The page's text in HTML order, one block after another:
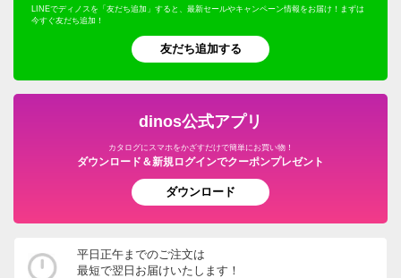
LINEでディノスを「友だち追加」すると、最新セールやキャンペーン情報をお届け！まずは
今すぐ友だち追加！
友だち追加する
dinos公式アプリ
カタログにスマホをかざすだけで簡単にお買い物！
ダウンロード＆新規ログインでクーポンプレゼント
ダウンロード
平日正午までのご注文は
最短で翌日お届けいたします！